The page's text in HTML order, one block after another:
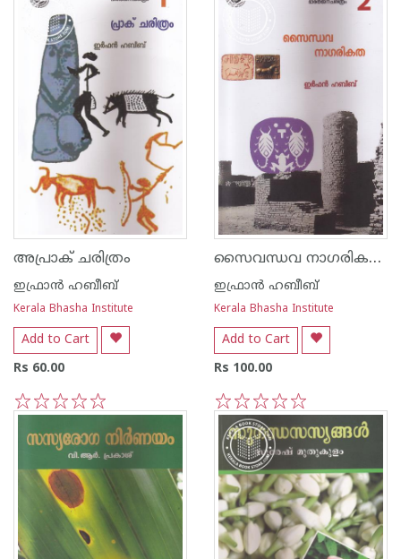
അപ്രാക് ചരിത്രം
ഇഫ്രാന്‍ ഹബീബ്
Kerala Bhasha Institute
Add to Cart
Rs 60.00
5
4
3
2
1
സൈവന്ധവ നാഗരികത - 2
ഇഫ്രാന്‍ ഹബീബ്
Kerala Bhasha Institute
Add to Cart
Rs 100.00
5
4
3
2
1